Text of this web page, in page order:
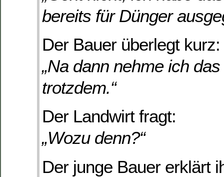
bereits für Dünger
Der Bauer überlegt kurz:
„Na dann nehme ich
trotzdem.“
Der Landwirt fragt:
„Wozu denn?“
Der junge Bauer erklärt